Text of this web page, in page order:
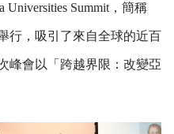
Universities Summit ，簡稱
行，吸引了來自全球的近百
峰會以「跨越界限：改變亞